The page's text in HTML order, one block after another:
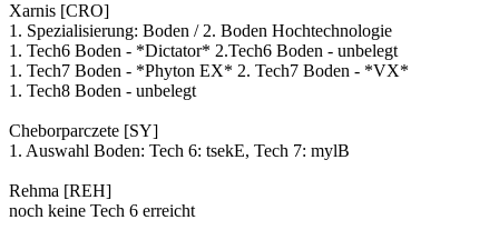
Xarnis [CRO]
1. Spezialisierung: Boden / 2. Boden Hochtechnologie
1. Tech6 Boden - *Dictator* 2.Tech6 Boden - unbelegt
1. Tech7 Boden - *Phyton EX* 2. Tech7 Boden - *VX*
1. Tech8 Boden - unbelegt
Cheborparczete [SY]
1. Auswahl Boden: Tech 6: tsekE, Tech 7: mylB
Rehma [REH]
noch keine Tech 6 erreicht